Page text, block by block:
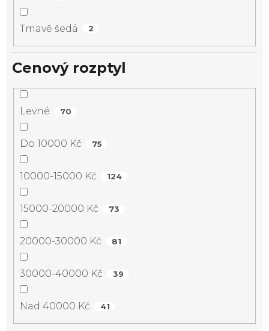
Tmavě šedá 2
Cenový rozptyl
Levné 70
Do 10000 Kč 75
10000-15000 Kč 124
15000-20000 Kč 73
20000-30000 Kč 81
30000-40000 Kč 39
Nad 40000 Kč 41